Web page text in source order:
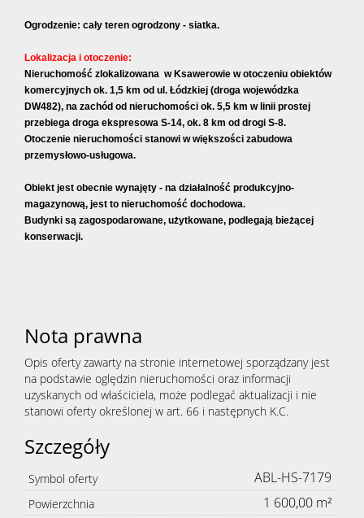
Ogrodzenie: cały teren ogrodzony - siatka.
Lokalizacja i otoczenie:
Nieruchomość zlokalizowana w Ksawerowie w otoczeniu obiektów
komercyjnych ok. 1,5 km od ul. Łódzkiej (droga wojewódzka
DW482), na zachód od nieruchomości ok. 5,5 km w linii prostej
przebiega droga ekspresowa S-14, ok. 8 km od drogi S-8.
Otoczenie nieruchomości stanowi w większości zabudowa
przemysłowo-usługowa.
Obiekt jest obecnie wynajęty - na działalność produkcyjno-
magazynową, jest to nieruchomość dochodowa.
Budynki są zagospodarowane, użytkowane, podlegają bieżącej
konserwacji.
Nota prawna
Opis oferty zawarty na stronie internetowej sporządzany jest
na podstawie oględzin nieruchomości oraz informacji
uzyskanych od właściciela, może podlegać aktualizacji i nie
stanowi oferty określonej w art. 66 i następnych K.C.
Szczegóły
Symbol oferty ABL-HS-7179
Powierzchnia 1 600,00 m²